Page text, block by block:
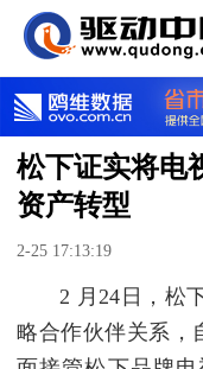
松下证实将电
资产转型
2-25 17:13:19
2 月24日，松
略合作伙伴关系，